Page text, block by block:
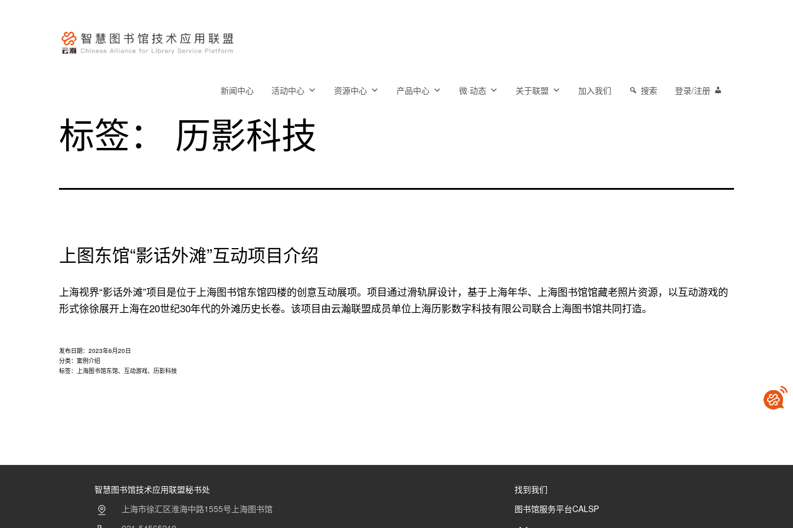
盟-
智
慧
书
应
联
盟
新闻中心 活动中心 资源中心 产品中心 微·动态 关于联盟 加入我们 搜索 登录/注册
标签： 历影科技
上图东馆“影话外滩”互动项目介绍
上海视界“影话外滩”项目是位于上海图书馆东馆四楼的创意互动展项。项目通过滑轨屏设计，基于上海年华、上海图书馆馆藏老照片资源，以互动游戏的
形式徐徐展开上海在20世纪30年代的外滩历史长卷。该项目由云瀚联盟成员单位上海历影数字科技有限公司联合上海图书馆共同打造。
发布日期： 2023年6月20日
分类： 案例介绍
标签：
上海图书馆东馆、 互动游戏、 历影科技
智慧图书馆技术应用联盟秘书处
上海市徐汇区淮海中路1555号上海图书馆
找到我们
图书馆服务平台CALSP